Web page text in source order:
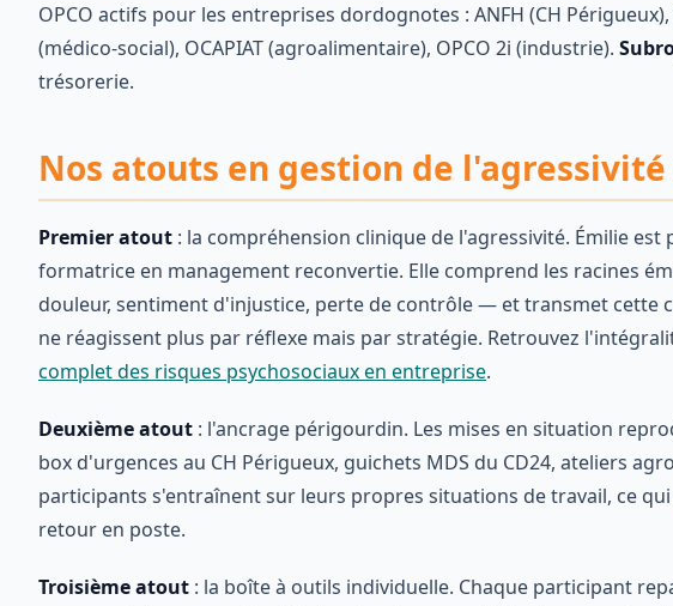
OPCO actifs pour les entreprises dordognotes : ANFH (CH
(médico-social), OCAPIAT (agroalimentaire), OPCO 2i (industrie).
trésorerie.
Nos atouts en gestion de
Premier atout : la compréhension clinique de l'agressivité. Émilie
formatrice en management reconvertie. Elle comprend les racines
douleur, sentiment d'injustice, perte de contrôle — et transmet cette
ne réagissent plus par réflexe mais par stratégie. Retrouvez
complet des risques psychosociaux en entreprise.
Deuxième atout : l'ancrage périgourdin. Les mises en situation
box d'urgences au CH Périgueux, guichets MDS du CD24, ateliers
participants s'entraînent sur leurs propres situations de travail, ce
retour en poste.
Troisième atout : la boîte à outils individuelle. Chaque participant